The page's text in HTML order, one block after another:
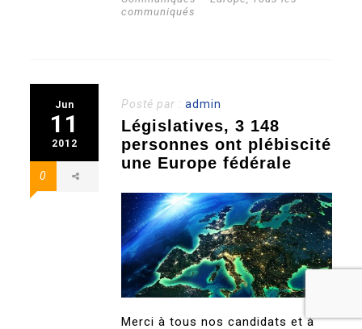
communiqués
Jun
11
2012
0
Posté par :admin
Législatives, 3 148
personnes ont plébiscité
une Europe fédérale
Merci à tous nos candidats et à